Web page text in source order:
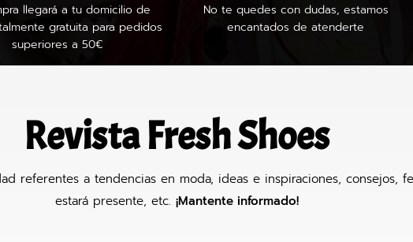
llegará a tu domicilio de
gratuita para pedidos
superiores a 50€
No te quedes con dudas, estamos
encantados de atenderte
Revista Fresh Shoes
referentes a tendencias en moda, ideas e inspiraciones, consejos,
estará presente, etc. ¡Mantente informado!